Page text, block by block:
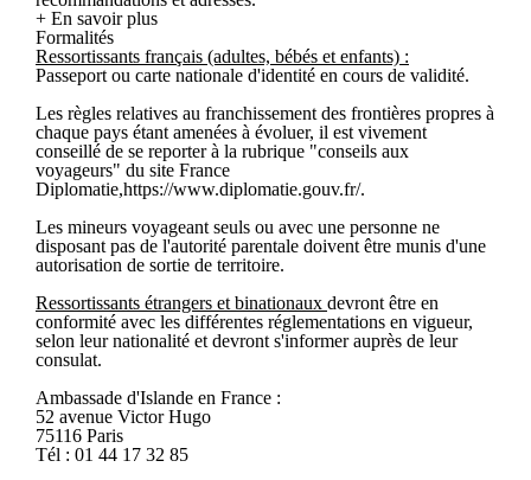
+ En savoir plus
Formalités
Ressortissants français (adultes, bébés et enfants) :
Passeport ou carte nationale d'identité en cours de validité.
Les règles relatives au franchissement des frontières propres à
chaque pays étant amenées à évoluer, il est vivement
conseillé de se reporter à la rubrique "conseils aux
voyageurs" du site France
Diplomatie,https://www.diplomatie.gouv.fr/.
Les mineurs voyageant seuls ou avec une personne ne
disposant pas de l'autorité parentale doivent être munis d'une
autorisation de sortie de territoire.
Ressortissants étrangers et binationaux devront être en
conformité avec les différentes réglementations en vigueur,
selon leur nationalité et devront s'informer auprès de leur
consulat.
Ambassade d'Islande en France :
52 avenue Victor Hugo
75116 Paris
Tél : 01 44 17 32 85